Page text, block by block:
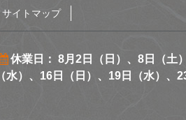
サイトマップ
休業日： 8月2日（日）、8日（土
（水）、16日（日）、19日（水）、